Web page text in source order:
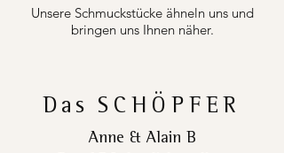
Unsere Schmuckstücke ähneln uns und
bringen uns Ihnen näher.
Das SCHÖPFER
Anne & Alain B